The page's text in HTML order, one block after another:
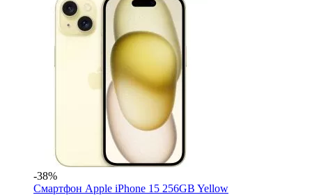
-38%
Смартфон Apple iPhone 15 256GB Yellow